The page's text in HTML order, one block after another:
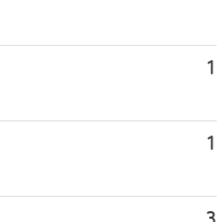
1
1